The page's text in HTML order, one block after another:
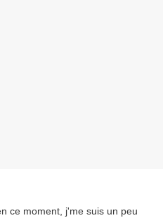
ce moment, j'me suis un peu